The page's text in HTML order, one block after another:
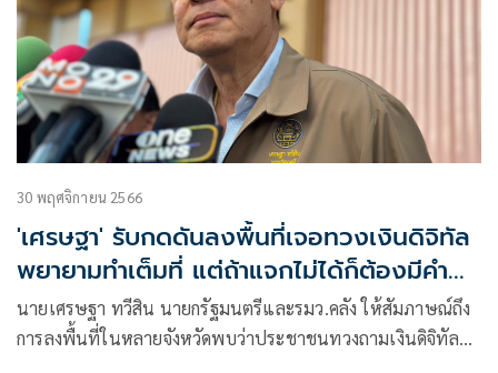
30 พฤศจิกายน 2566
'เศรษฐา' รับกดดันลงพื้นที่เจอทวงเงินดิจิทัล
พยายามทำเต็มที่ แต่ถ้าแจกไม่ได้ก็ต้องมีคำ
ตอบให้ประชาชน
นายเศรษฐา ทวีสิน นายกรัฐมนตรีและรมว.คลัง ให้สัมภาษณ์ถึง
การลงพื้นที่ในหลายจังหวัดพบว่าประชาชนทวงถามเงินดิจิทัล